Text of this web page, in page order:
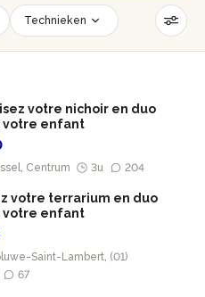
Technieken
Aantal personen
resetten
votre nichoir en duo
votre enfant
Centrum 3u 204
votre terrarium en duo
votre enfant
Saint-Lambert, (01)
67